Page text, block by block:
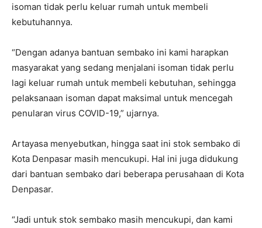
isoman tidak perlu keluar rumah untuk membeli
kebutuhannya.
“Dengan adanya bantuan sembako ini kami harapkan
masyarakat yang sedang menjalani isoman tidak perlu
lagi keluar rumah untuk membeli kebutuhan, sehingga
pelaksanaan isoman dapat maksimal untuk mencegah
penularan virus COVID-19,” ujarnya.
Artayasa menyebutkan, hingga saat ini stok sembako di
Kota Denpasar masih mencukupi. Hal ini juga didukung
dari bantuan sembako dari beberapa perusahaan di Kota
Denpasar.
“Jadi untuk stok sembako masih mencukupi, dan kami